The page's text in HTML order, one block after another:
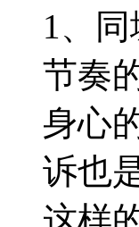
1、
节奏
身心
诉也
这样